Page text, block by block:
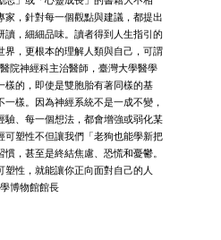
家，針對每一個觀點與建議，都提出
讀，細細品味。讀者得到人生指引的
界，更根本的理解人類與自己，可謂
院神經科主治醫師，臺灣大學醫學
的，即使是雙胞胎有著同樣的基
樣。因為神經系統不是一成不變，
驗、每一個想法，都會增強或弱化某
可塑性不但讓我們「老狗也能學新把
，甚至是終結焦慮、恐慌和憂鬱。
塑性，就能讓你正向面對自己的人
博物館館長